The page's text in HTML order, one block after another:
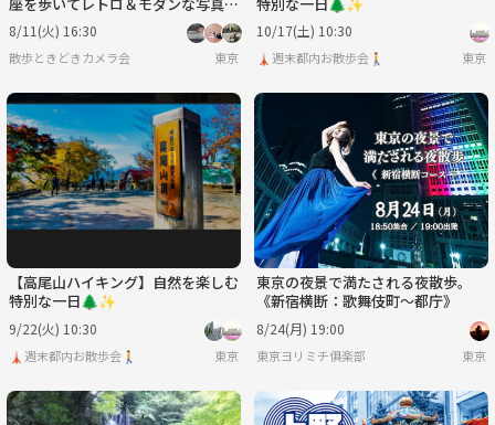
撮ろう(初心者・スマホ歓迎!)
8/11(火) 16:30
散歩ときどきカメラ会 東京
10/17(土) 10:30
🗼週末都内お散歩会🚶 東京
【高尾山ハイキング】自然を楽しむ
特別な一日🌲✨
9/22(火) 10:30
🗼週末都内お散歩会🚶 東京
東京の夜景で満たされる夜散歩。
《新宿横断：歌舞伎町〜都庁》
8/24(月) 19:00
東京ヨリミチ俱楽部 東京